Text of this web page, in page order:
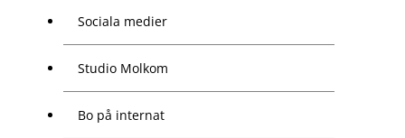
Sociala medier
Studio Molkom
Bo på internat